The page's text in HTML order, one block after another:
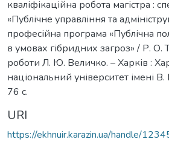
кваліфікаційна робота магістра :
«Публічне управління та
професійна програма «Публічна
в умовах гібридних загроз» / Р. О.
роботи Л. Ю. Величко. – Харків :
національний університет імені
76 с.
URI
https://ekhnuir.karazin.ua/handle/